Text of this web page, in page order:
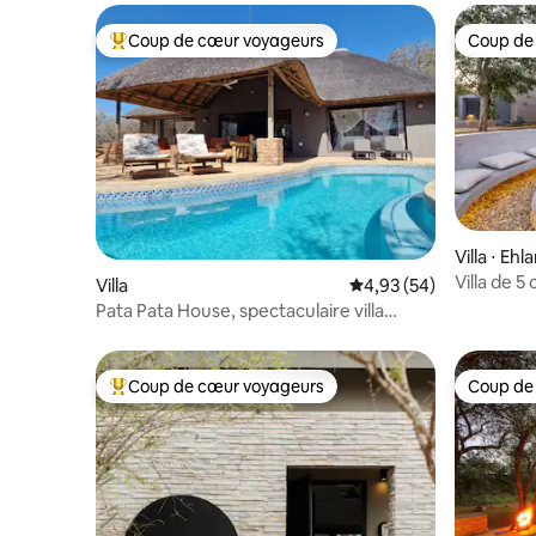
Coups de cœur voyageurs les plus appréciés
Coup de cœur voyageurs
Villa Évaluation moyenne
4,93 (54)
Pata Pata House, spectaculaire villa
Coup
Coup
Villa ⋅
ipality
Villa de 5
Coups de cœur voyageurs les plus appréciés
Coup de cœur voyageurs Coup
Coup